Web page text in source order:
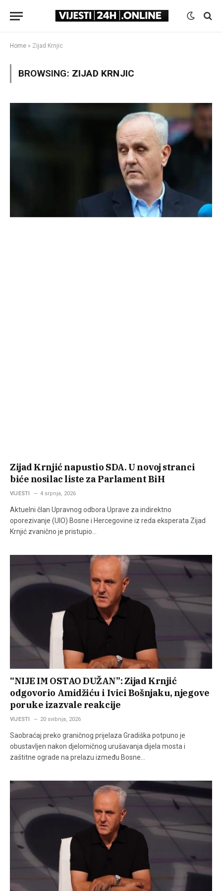
Home » Zijad Krnjic
BROWSING: ZIJAD KRNJIC
Zijad Krnjić napustio SDA. U novoj stranci
biće nosilac liste za Parlament BiH
VIJESTI 4 srpnja, 2026
Aktuelni član Upravnog odbora Uprave za indirektno
oporezivanje (UIO) Bosne i Hercegovine iz reda eksperata Zijad
Krnjić zvanično je pristupio…
“NIJE IM OSTAO DUŽAN”: Zijad Krnjić
odgovorio Amidžiću i Ivici Bošnjaku, njegove
poruke izazvale reakcije
VIJESTI 20 svibnja, 2026
Saobraćaj preko graničnog prijelaza Gradiška potpuno je
obustavljen nakon djelomičnog urušavanja dijela mosta i
zaštitne ograde na prelazu između Bosne…